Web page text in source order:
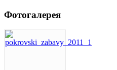
Фотогалерея